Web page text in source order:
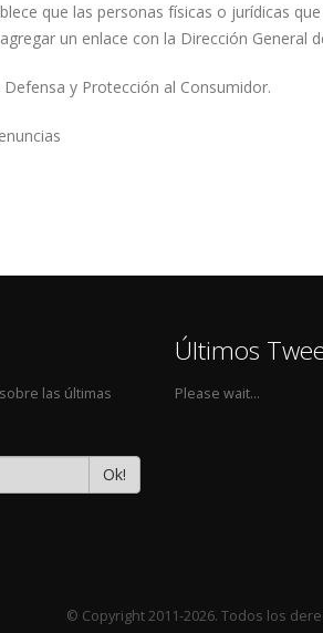
que las personas físicas o jurídicas
un enlace con la Dirección General
y Protección al Consumidor.
las últimas
Ok!
Últimos
Please wait...
© Copyright 2011-2026. Todos los